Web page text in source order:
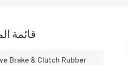
قائمة
Brake & Clutch Rubber